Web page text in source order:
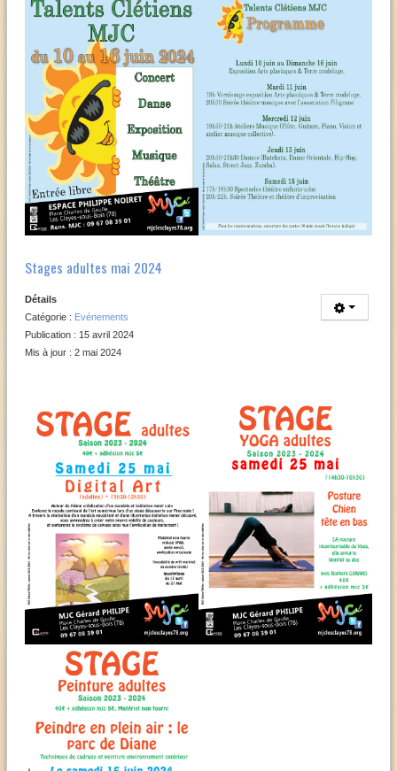
Stages adultes mai 2024
Détails
Catégorie : Evénements
Publication : 15 avril 2024
Mis à jour : 2 mai 2024